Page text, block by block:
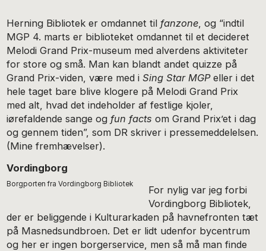
Herning Bibliotek er omdannet tilfanzone, og “indtil
MGP 4. marts er biblioteket omdannet til et decideret
Melodi Grand Prix-museum med alverdens aktiviteter
for store og små. Man kan blandt andet quizze på
Grand Prix-viden, være med iSing Star MGPeller i det
hele taget bare blive klogere på Melodi Grand Prix
med alt, hvad det indeholder af festlige kjoler,
iørefaldende sange ogfun facts om Grand Prix’et i dag
og gennem tiden”, som DR skriver i pressemeddelelsen.
(Mine fremhævelser).
Vordingborg
Borgporten fra Vordingborg Bibliotek
For nylig var jeg forbi
Vordingborg Bibliotek,
der er beliggende i Kulturarkaden på havnefronten tæt
på Masnedsundbroen. Det er lidt udenfor bycentrum
og her er ingen borgerservice, men så må man finde